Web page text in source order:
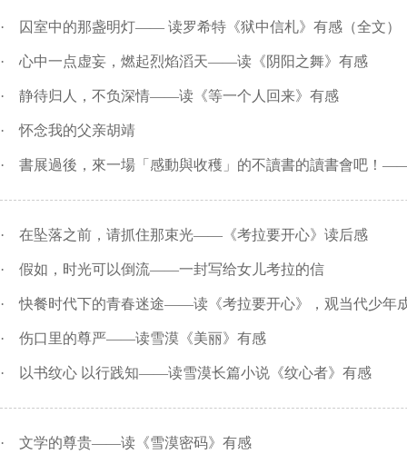
· 囚室中的那盏明灯—— 读罗希特《狱中信札》有感（全文）
· 心中一点虚妄，燃起烈焰滔天——读《阴阳之舞》有感
· 静待归人，不负深情——读《等一个人回来》有感
· 怀念我的父亲胡靖
· 書展過後，來一場「感動與收穫」的不讀書的讀書會吧！
· 在坠落之前，请抓住那束光——《考拉要开心》读后感
· 假如，时光可以倒流——一封写给女儿考拉的信
· 快餐时代下的青春迷途——读《考拉要开心》，观当代少年
· 伤口里的尊严——读雪漠《美丽》有感
· 以书纹心 以行践知——读雪漠长篇小说《纹心者》有感
· 文学的尊贵——读《雪漠密码》有感